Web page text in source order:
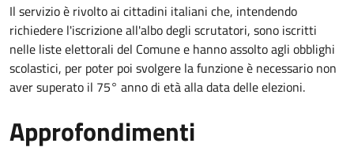
Il servizio è rivolto ai cittadini italiani che, intendendo
richiedere l'iscrizione all'albo degli scrutatori, sono iscritti
nelle liste elettorali del Comune e hanno assolto agli obblighi
scolastici, per poter poi svolgere la funzione è necessario non
aver superato il 75° anno di età alla data delle elezioni.
Approfondimenti